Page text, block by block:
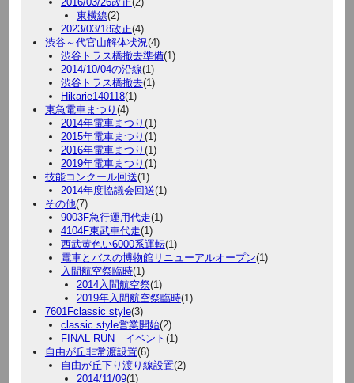
東横線(2)
2023/03/18改正(4)
渋谷～代官山解体状況(4)
渋谷トラス橋撤去準備(1)
2014/10/04の沿線(1)
渋谷トラス橋撤去(1)
Hikarie140118(1)
東急電車まつり (4)
2014年電車まつり (1)
2015年電車まつり (1)
2016年電車まつり (1)
2019年電車まつり (1)
技能コンクール回送(1)
2014年度協議会回送(1)
その他(7)
9003F急行運用代走(1)
4104F東武車代走(1)
西武黄色い6000系運転(1)
電車とバスの博物館リニューアルオープン(1)
入間航空祭臨時(1)
2014入間航空祭(1)
2019年入間航空祭臨時(1)
7601Fclassic style(3)
classic style営業開始(2)
FINAL RUN イベント (1)
自由が丘非常渡設置(6)
自由が丘下り渡り線設置(2)
2014/11/09(1)